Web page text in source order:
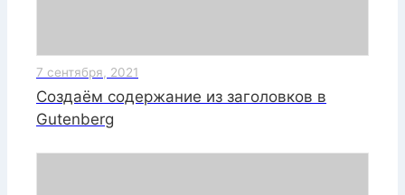
7 сентября, 2021
Создаём содержание из заголовков в
Gutenberg